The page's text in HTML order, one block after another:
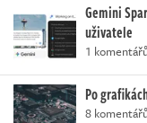
Gemini
uživatele
1
Po
8